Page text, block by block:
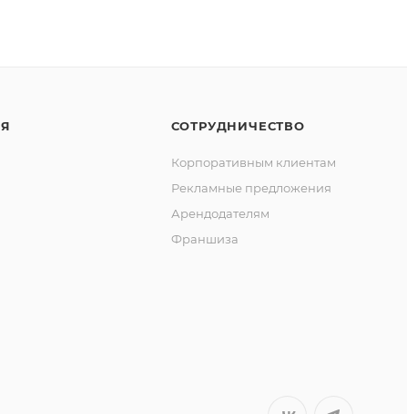
СОТРУДНИЧЕСТВО
Корпоративным клиентам
Рекламные предложения
Арендодателям
Франшиза